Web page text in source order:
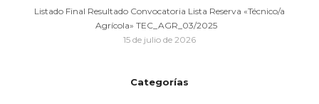
Listado Final Resultado Convocatoria Lista Reserva «Técnico/a
Agrícola» TEC_AGR_03/2025
15 de julio de 2026
Categorías